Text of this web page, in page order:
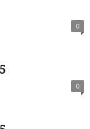
0
0